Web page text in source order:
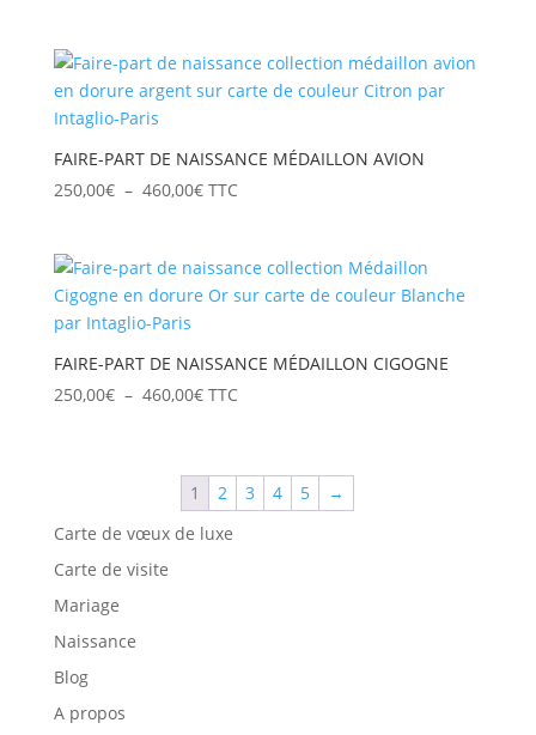
250,00€
à
FAIRE-PART DE NAISSANCE MÉDAILLON AVION
250,00€ – 460,00€Plage
250,00€
à
TTC
FAIRE-PART DE NAISSANCE MÉDAILLON CIGOGNE
250,00€ – 460,00€Plage
250,00€
460,00€
TTC
1 2 3 4 5
→
Carte de vœux de luxe
Carte de visite
Mariage
Naissance
Blog
A propos